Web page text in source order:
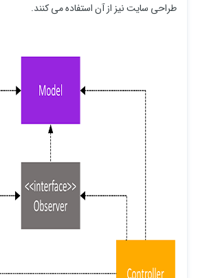
طراحی سایت نیز از آن استفاده می کنند.